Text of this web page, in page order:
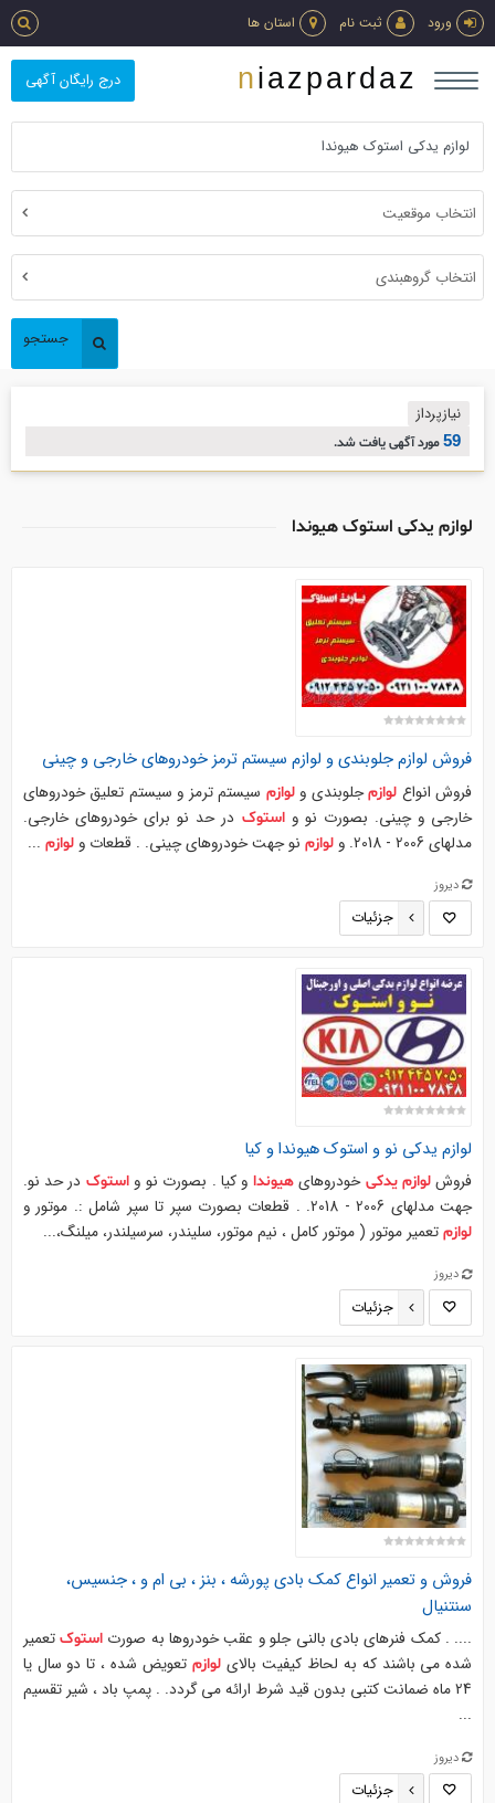
ورود ثبت نام استان ها
درج رایگان آگهی niazpardaz
انتخاب موقعیت
انتخاب گروهبندی
جستجو
نیازپرداز
59مورد آگهی یافت شد.
لوازم یدکی استوک هیوندا
فروش لوازمجلوبندی و لوازمسیستم ترمز خودروهای خارجی و چینی
فروش انواع لوازمجلوبندی ولوازم سیستم ترمز و سیستم تعلیق خودروهای
خارجی و چینی. بصورت نو واستوک در حد نو برای خودروهای خارجی.
مدلهای 2006 - 2018. و
لوازمنو جهت خودروهای چینی. . قطعات و لوازم...
دیروز
جزئیات
لوازم یدکی نو و استوکهیونداو کیا
فروش لوازم یدکی خودروهایهیوندا و کیا . بصورت نو واستوک در حد نو.
جهت مدلهای 2006 - 2018. . قطعات بصورت سپر تا سپر شامل :. موتور و
لوازمتعمیر موتور ( موتور کامل ، نیم موتور، سلیندر، سرسیلندر، میلنگ،...
دیروز
جزئیات
فروش و تعمیر انواع کمک بادی پورشه ، بنز ، بی ام و ، جنسیس،
سنتنیال
.... . کمک فنرهای بادی بالنی جلو و عقب خودروها به صورتاستوک تعمیر
شده می باشند که به لحاظ کیفیت بالای لوازمتعویض شده ، تا دو سال یا
24 ماه ضمانت کتبی بدون قید شرط ارائه می گردد. . پمپ باد ، شیر تقسیم
...
دیروز
جزئیات